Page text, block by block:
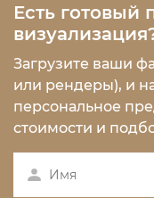
Есть готовый
Загрузите ваши
или рендеры), и
персональное
стоимости и